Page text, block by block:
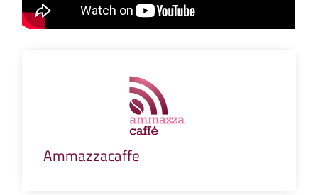
Ammazzacaffe